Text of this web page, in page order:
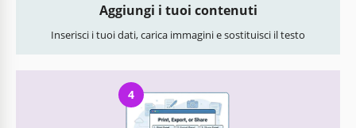
Aggiungi i tuoi contenuti
Inserisci i tuoi dati, carica immagini e sostituisci il testo
4